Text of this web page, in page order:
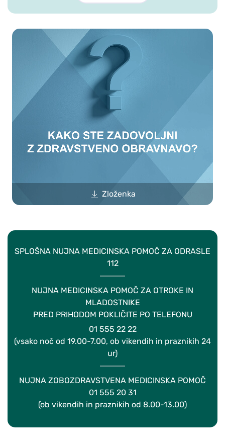
Zloženka
SPLOŠNA NUJNA MEDICINSKA POMOČ ZA ODRASLE
112
NUJNA MEDICINSKA POMOČ ZA OTROKE IN
MLADOSTNIKE
PRED PRIHODOM POKLIČITE PO TELEFONU
01 555 22 22
(vsako noč od 19.00-7.00, ob vikendih in praznikih 24
ur)
NUJNA ZOBOZDRAVSTVENA MEDICINSKA POMOČ
01 555 20 31
(ob vikendih in praznikih od 8.00-13.00)